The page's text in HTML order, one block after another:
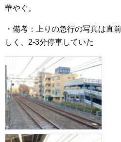
華やぐ。
・備考：上りの急行の写真は直
しく、2-3分停車していた